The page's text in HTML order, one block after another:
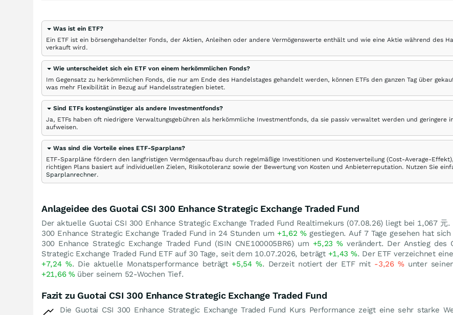
Was ist ein ETF?
Ein ETF ist ein börsengehandelter Fonds, der Aktien, Anleihen oder andere Vermögenswerte enthält und wie eine Aktie während des
verkauft wird.
Wie unterscheidet sich ein ETF von einem herkömmlichen Fonds?
Im Gegensatz zu herkömmlichen Fonds, die nur am Ende des Handelstages gehandelt werden, können ETFs den ganzen Tag über
was mehr Flexibilität in Bezug auf Handelsstrategien bietet.
Sind ETFs kostengünstiger als andere Investmentfonds?
Ja, ETFs haben oft niedrigere Verwaltungsgebühren als herkömmliche Investmentfonds, da sie passiv verwaltet werden und geringere
aufweisen.
Was sind die Vorteile eines ETF-Sparplans?
ETF-Sparpläne fördern den langfristigen Vermögensaufbau durch regelmäßige Investitionen und Kostenverteilung (Cost-Average-
richtigen Plans basiert auf individuellen Zielen, Risikotoleranz sowie der Bewertung von Kosten und Anbieterreputation. Nutzen Sie
Sparplanrechner.
Anlageidee des Guotai CSI 300 Enhance Strategic Exchange Traded Fund
Der aktuelle Guotai CSI 300 Enhance Strategic Exchange Traded Fund Realtimekurs (07.08.26) liegt bei 1,067 元.
300 Enhance Strategic Exchange Traded Fund in 24 Stunden um +1,62 %gestiegen. Auf 7 Tage gesehen hat
300 Enhance Strategic Exchange Traded Fund (ISIN CNE100005BR6) um +5,23% verändert. Der Anstieg des
Strategic Exchange Traded Fund ETF auf 30 Tage, seit dem 10.07.2026, beträgt +1,43 %. Der ETF verzeichnet
+7,24 %. Die aktuelle Monatsperformance beträgt +5,54 %. Derzeit notiert der ETF mit -3,26 %unter
+21,66 %über seinem 52-Wochen Tief.
Fazit zu Guotai CSI 300 Enhance Strategic Exchange Traded Fund
Die Guotai CSI 300 Enhance Strategic Exchange Traded Fund Kurs Performance zeigt eine sehr starke